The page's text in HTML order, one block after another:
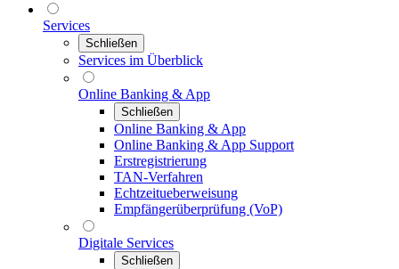
Services
Schließen
Services im Überblick
Online Banking & App
Schließen
Online Banking & App
Online Banking & App Support
Erstregistrierung
TAN-Verfahren
Echtzeitueberweisung
Empfängerüberprüfung (VoP)
Digitale Services
Schließen